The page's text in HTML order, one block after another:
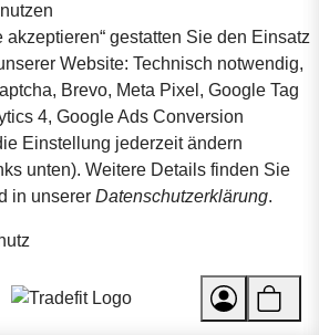
akzeptieren“ gestatten Sie den Einsatz
Website: Technisch notwendig,
Brevo, Meta Pixel, Google Tag
4, Google Ads Conversion
Einstellung jederzeit ändern
unten). Weitere Details finden Sie
in unserer Datenschutzerklärung.